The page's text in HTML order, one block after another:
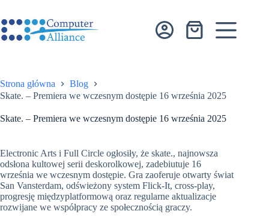
treści
Koszyk
Strona główna
Blog
Skate. – Premiera we wczesnym dostępie 16 września 2025
Skate. – Premiera we wczesnym dostępie 16 września 2025
Electronic Arts i Full Circle ogłosiły, że skate., najnowsza
odsłona kultowej serii deskorolkowej, zadebiutuje 16
września we wczesnym dostępie. Gra zaoferuje otwarty świat
San Vansterdam, odświeżony system Flick-It, cross-play,
progresję międzyplatformową oraz regularne aktualizacje
rozwijane we współpracy ze społecznością graczy.